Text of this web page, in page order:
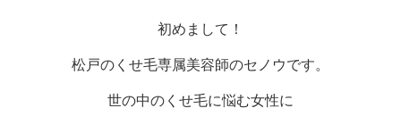
初めまして！
松戸のくせ毛専属美容師のセノウです。
世の中のくせ毛に悩む女性に